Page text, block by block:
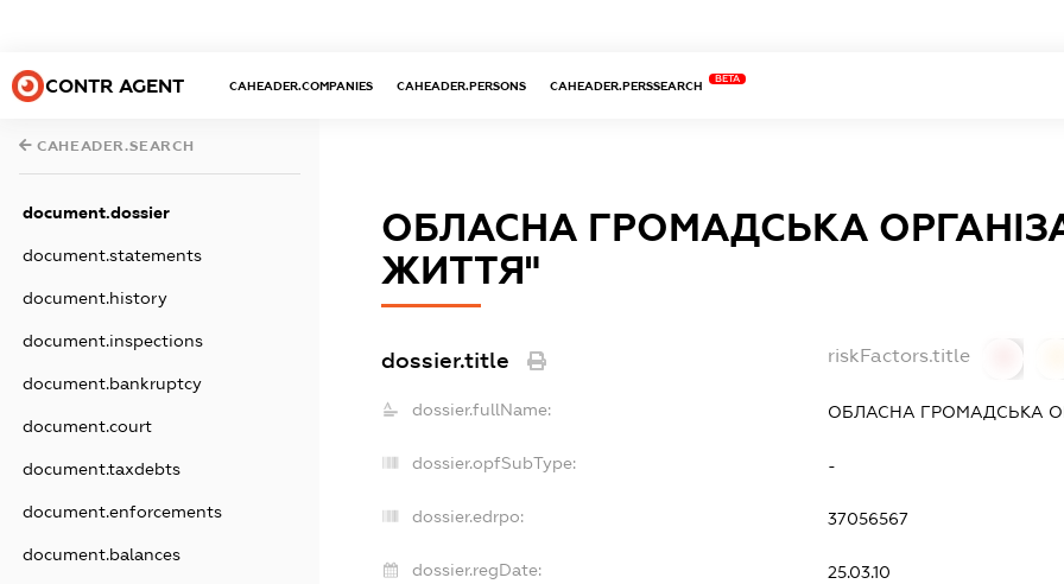
CONTR AGENT CAHEADER.COMPANIES CAHEADER.PERSONS CAHEADER.PERSSEARCH
BETA
CAHEADER.SEARCH
document.dossier
document.statements
document.history
document.inspections
document.bankruptcy
document.court
document.taxdebts
document.enforcements
document.balances
ОБЛАСНА ГРОМАДСЬКА
ЖИТТЯ"
dossier.title riskFactors.title
dossier.fullName: ОБЛАСНА ГРОМАДСЬКА
dossier.opfSubType: -
dossier.edrpo: 37056567
dossier.regDate: 25.03.10